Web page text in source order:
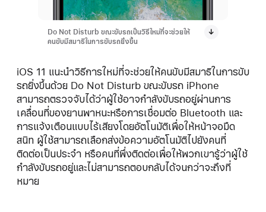
Do Not Disturb ขณะขับรถเป็นวิธีใหม่ที่จะช่วยให้
คนขับมีสมาธิในการขับรถยิ่งขึ้น
iOS 11 แนะนำวิธีการใหม่ที่จะช่วยให้คนขับมีสมาธิในการขับ
รถยิ่งขึ้นด้วย Do Not Disturb ขณะขับรถ iPhone
สามารถตรวจจับได้ว่าผู้ใช้อาจกำลังขับรถอยู่ผ่านการ
เคลื่อนที่ของยานพาหนะหรือการเชื่อมต่อ Bluetooth และ
การแจ้งเตือนแบบไร้เสียงโดยอัตโนมัติเพื่อให้หน้าจอมืด
สนิท ผู้ใช้สามารถเลือกส่งข้อความอัตโนมัติไปยังคนที่
ติดต่อเป็นประจำ หรือคนที่พึ่งติดต่อเพื่อให้พวกเขารู้ว่าผู้ใช้
กำลังขับรถอยู่และไม่สามารถตอบกลับได้จนกว่าจะถึงที่
หมาย